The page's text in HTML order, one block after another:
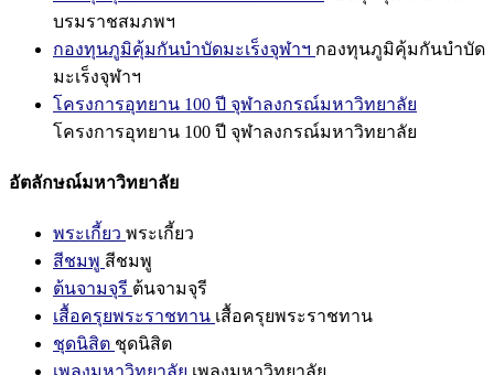
บรมราชสมภพฯ
กองทุนภูมิคุ้มกันบำบัดมะเร็งจุฬาฯ กองทุนภูมิคุ้มกันบำบัด
มะเร็งจุฬาฯ
โครงการอุทยาน 100 ปี จุฬาลงกรณ์มหาวิทยาลัย
โครงการอุทยาน 100 ปี จุฬาลงกรณ์มหาวิทยาลัย
อัตลักษณ์มหาวิทยาลัย
พระเกี้ยว พระเกี้ยว
สีชมพู สีชมพู
ต้นจามจุรี ต้นจามจุรี
เสื้อครุยพระราชทาน เสื้อครุยพระราชทาน
ชุดนิสิต ชุดนิสิต